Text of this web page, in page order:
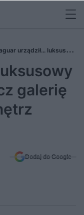
urządził... luksusowy
galerię
Dodaj do Google